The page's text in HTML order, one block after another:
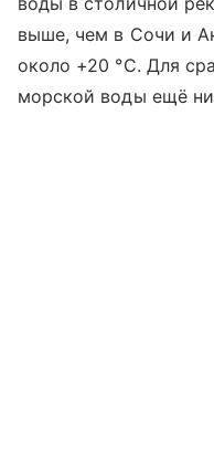
выше, чем в Сочи и
около +20 °C. Для
морской воды ещё